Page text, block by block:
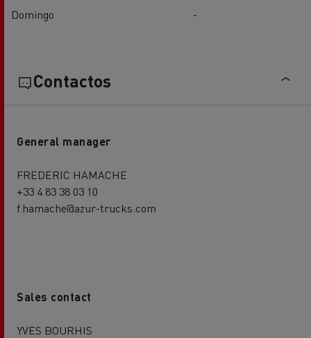
Domingo
-
Contactos
General manager
FREDERIC HAMACHE
+33 4 83 38 03 10
f.hamache@azur-trucks.com
Sales contact
YVES BOURHIS